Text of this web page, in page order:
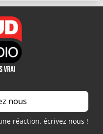
nous
réaction, écrivez nous !